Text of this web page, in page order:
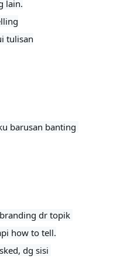
lain.
tulisan
barusan banting
dr topik
how to tell.
dg sisi